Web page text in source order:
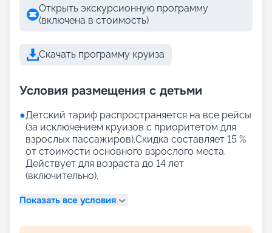
Открыть экскурсионную программу
(включена в стоимость)
Скачать программу круиза
Условия размещения с детьми
●Детский тариф распространяется на все рейсы
(за исключением круизов с приоритетом для
взрослых пассажиров).Скидка составляет 15 %
от стоимости основного взрослого места.
Действует для возраста до 14 лет
(включительно).
Показать все условия